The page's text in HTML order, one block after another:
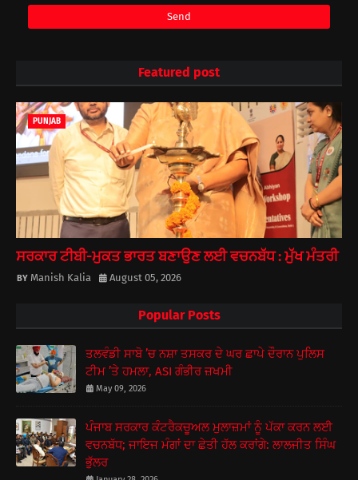
Featured post
PUNJAB
ਸਰਕਾਰ ਟੀਬੀ-ਮੁਕਤ ਭਾਰਤ ਬਣਾਉਣ ਲਈ ਵਚਨਬੱਧ : ਮੁੱਖ ਮੰਤਰੀ
Manish Kalia August 05, 2026
Popular Posts
ਤਲਵੰਡੀ ਸਾਬੋ ’ਚ ਨਸ਼ਾ ਤਸਕਰ ਦੇ ਘਰ ਛਾਪੇ ਦੌਰਾਨ ਪੁਲਿਸ
ਟੀਮ ’ਤੇ ਹਮਲਾ, ASI ਗੰਭੀਰ ਜ਼ਖਮੀ
May 09, 2026
ਪੰਜਾਬ ਸਰਕਾਰ ਕੰਟਰੈਕਚੂਅਲ ਮੁਲਾਜ਼ਮਾਂ ਨੂੰ ਪੱਕਾ ਕਰਨ ਲਈ
ਵਚਨਬੱਧ; ਜਾਇਜ ਮੰਗਾਂ ਦਾ ਛੇਤੀ ਹੱਲ ਕਰਾਂਗੇ: ਲਾਲਜੀਤ ਸਿੰਘ
ਭੁੱਲਰ